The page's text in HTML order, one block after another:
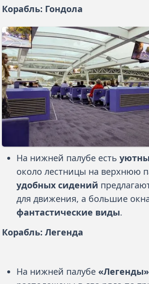
Корабль: Гондола
На нижней палубе есть
около лестницы на верхнюю
удобных сидений
для движения, а большие
фантастические виды.
Корабль: Легенда
На нижней палубе «Легенды»